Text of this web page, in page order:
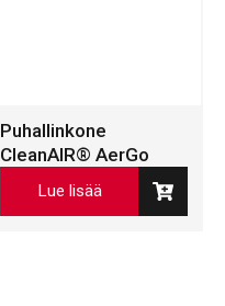
Puhallinkone
CleanAIR® AerGo
Lue lisää